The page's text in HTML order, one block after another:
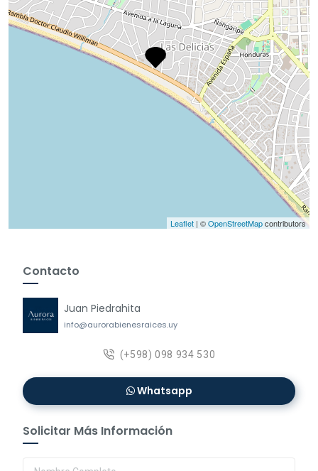
Leaflet | ©OpenStreetMapcontributors
Contacto
Juan Piedrahita
info@aurorabienesraices.uy
(+598) 098 934 530
Whatsapp
Solicitar Más Información